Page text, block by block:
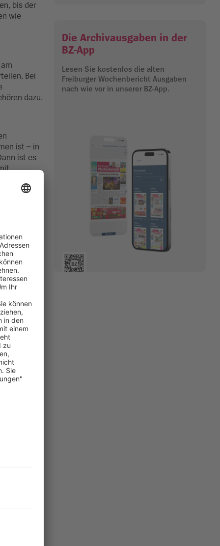
bis der
wie
Bei
dazu.
ist – in
ist es
Dann
Kurs,
oder
seit
lag es
– auch
BG-
20
in
die
Die Archivausgaben in der
BZ-App
Lesen Sie kostenlos die alten
Freiburger Wochenbericht Ausgaben
nach wie vor in unserer BZ-App.